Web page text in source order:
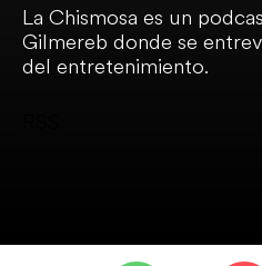
La Chismosa es un
Gilmereb donde se
del entretenimiento.